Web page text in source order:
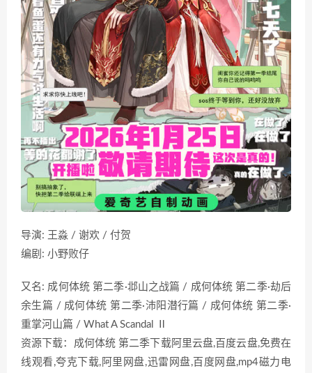
导演: 王淼 / 谢欢 / 付贺
编剧: 小野败仔
又名: 成何体统 第二季·邶山之战篇 / 成何体统 第二季·劫后
余生篇 / 成何体统 第二季·沛阳潜行篇 / 成何体统 第二季·
重掌河山篇 / What A Scandal Ⅱ
资源下载：成何体统 第二季下载阿里云盘,百度云盘,免费在
线观看,夸克下载,阿里网盘,迅雷网盘,百度网盘,mp4磁力电